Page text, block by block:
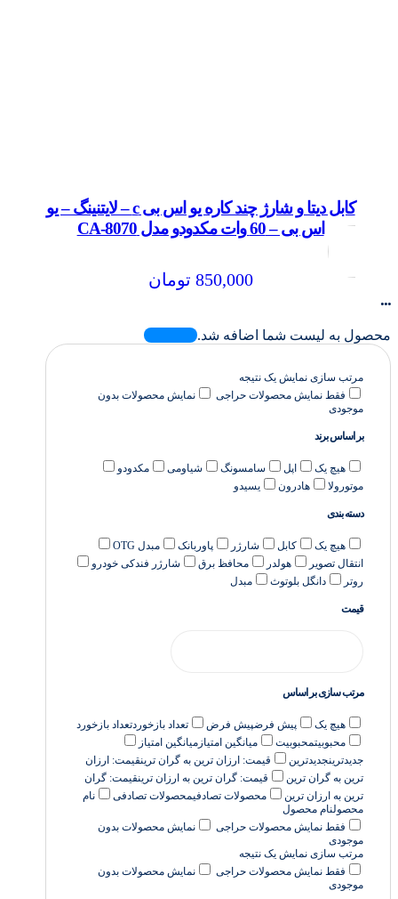
کابل دیتا و شارژ چند کاره یو اس بی c – لایتنینگ – یو
اس بی – 60 وات مکدودو مدل CA-8070
850,000 تومان
...
محصول به لیست شما اضافه شد.
مرتب سازی نمایش یک نتیجه
فقط نمایش محصولات حراجی
نمایش محصولات بدون
موجودی
بر اساس برند
هیچ یک اپل سامسونگ شیاومی
مکدودو
موتورولا
هادرون یسیدو
دسته بندی
هیچ یک کابل شارژر پاوربانک
مبدل OTG
انتقال تصویر
هولدر محافظ برق
شارژر فندکی خودرو
روتر
دانگل بلوتوث مبدل
قیمت
مرتب سازی بر اساس
هیچ یک پیش فرضپیش فرض تعداد بازخوردتعداد بازخورد
محبوبیتمحبوبیت میانگین امتیاز میانگین امتیاز
جدیدترینجدیدترین قیمت: ارزان ترین به گران ترینقیمت: ارزان
ترین به گران ترین
قیمت: گران ترین به ارزان ترینقیمت: گران
ترین به ارزان ترین
محصولات تصادفیمحصولات تصادفی
نام
محصولنام محصول
فقط نمایش محصولات حراجی
نمایش محصولات بدون
موجودی
مرتب سازی نمایش یک نتیجه
فقط نمایش محصولات حراجی
نمایش محصولات بدون
موجودی